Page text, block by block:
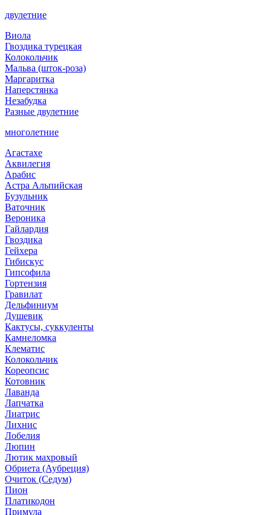
двулетние
Виола
Гвоздика турецкая
Колокольчик
Мальва (шток-роза)
Маргаритка
Наперстянка
Незабудка
Разные двулетние
многолетние
Агастахе
Аквилегия
Арабис
Астра Альпийская
Бузульник
Ваточник
Вероника
Гайлардия
Гвоздика
Гейхера
Гибискус
Гипсофила
Гортензия
Гравилат
Дельфиниум
Душевик
Кактусы, суккуленты
Камнеломка
Клематис
Колокольчик
Кореопсис
Котовник
Лаванда
Лапчатка
Лиатрис
Лихнис
Лобелия
Люпин
Лютик махровый
Обриета (Аубреция)
Очиток (Седум)
Пион
Платикодон
Примула